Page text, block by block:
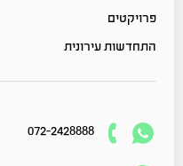
פרויקטים
התחדשות עירונית
072-2428888